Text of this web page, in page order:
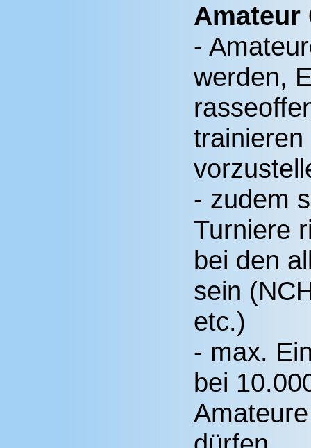
Amateur
-
werden,
- zudem
Turniere
bei den
sein
etc.)
- max.
bei